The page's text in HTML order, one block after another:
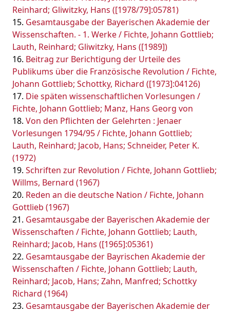
Reinhard; Gliwitzky, Hans ([1978/79]:05781)
Gesamtausgabe der Bayerischen Akademie der
Wissenschaften. - 1. Werke / Fichte, Johann Gottlieb;
Lauth, Reinhard; Gliwitzky, Hans ([1989])
Beitrag zur Berichtigung der Urteile des
Publikums über die Französische Revolution / Fichte,
Johann Gottlieb; Schottky, Richard ([1973]:04126)
Die späten wissenschaftlichen Vorlesungen /
Fichte, Johann Gottlieb; Manz, Hans Georg von
Von den Pflichten der Gelehrten : Jenaer
Vorlesungen 1794/95 / Fichte, Johann Gottlieb;
Lauth, Reinhard; Jacob, Hans; Schneider, Peter K.
(1972)
Schriften zur Revolution / Fichte, Johann Gottlieb;
Willms, Bernard (1967)
Reden an die deutsche Nation / Fichte, Johann
Gottlieb (1967)
Gesamtausgabe der Bayerischen Akademie der
Wissenschaften / Fichte, Johann Gottlieb; Lauth,
Reinhard; Jacob, Hans ([1965]:05361)
Gesamtausgabe der Bayrischen Akademie der
Wissenschaften / Fichte, Johann Gottlieb; Lauth,
Reinhard; Jacob, Hans; Zahn, Manfred; Schottky
Richard (1964)
Gesamtausgabe der Bayerischen Akademie der